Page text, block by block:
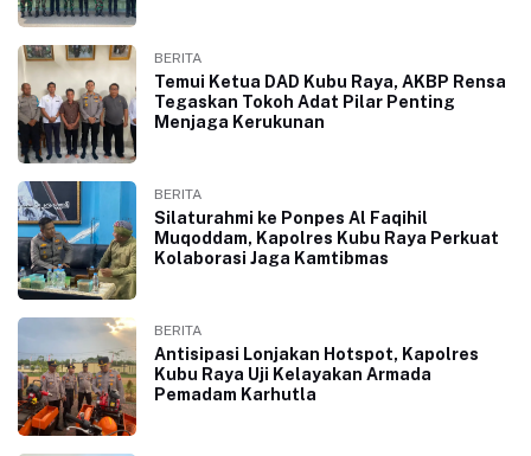
BERITA
Temui Ketua DAD Kubu Raya, AKBP Rensa
Tegaskan Tokoh Adat Pilar Penting
Menjaga Kerukunan
BERITA
Silaturahmi ke Ponpes Al Faqihil
Muqoddam, Kapolres Kubu Raya Perkuat
Kolaborasi Jaga Kamtibmas
BERITA
Antisipasi Lonjakan Hotspot, Kapolres
Kubu Raya Uji Kelayakan Armada
Pemadam Karhutla